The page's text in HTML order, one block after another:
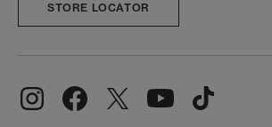
STORE LOCATOR